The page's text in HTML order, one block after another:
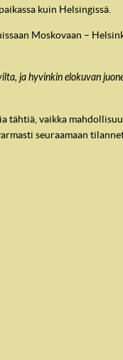
kuin Helsingissä.
Moskovaan –
ja hyvinkin elokuvan
tähtiä, vaikka
seuraamaan